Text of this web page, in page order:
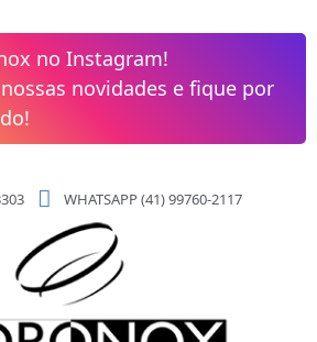
no Instagram!
novidades e fique por
WHATSAPP (41) 99760-2117